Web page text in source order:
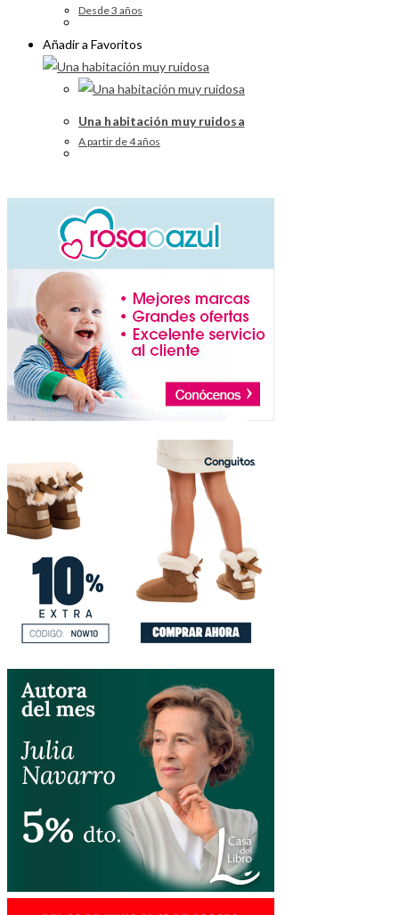
Desde 3 años
Añadir a Favoritos
Una habitación muy ruidosa
A partir de 4 años